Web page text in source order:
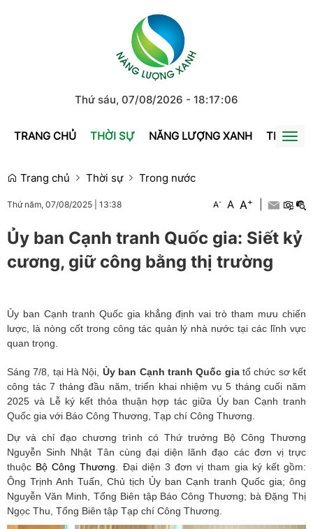
Thứ sáu, 07/08/2026 -18:17:07
TRANG CHỦ THỜI SỰ NĂNG LƯỢNG XANH TRÁI
Trang chủ
Thời sự Trong nước
Thứ năm, 07/08/2025 13:38 A- A A+
Ủy ban Cạnh tranh Quốc gia: Siết kỷ
cương, giữ công bằng thị trường
Ủy ban Cạnh tranh Quốc gia khẳng định vai trò tham mưu chiến
lược, là nòng cốt trong công tác quản lý nhà nước tại các lĩnh vực
quan trọng.
Sáng 7/8, tại Hà Nội, Ủy ban Cạnh tranh Quốc giatổ chức sơ kết
công tác 7 tháng đầu năm, triển khai nhiệm vụ 5 tháng cuối năm
2025 và Lễ ký kết thỏa thuận hợp tác giữa Ủy ban Cạnh tranh
Quốc gia với Báo Công Thương, Tạp chí Công Thương.
Dự và chỉ đạo chương trình có Thứ trưởng Bộ Công Thương
Nguyễn Sinh Nhật Tân cùng đại diện lãnh đạo các đơn vị trực
thuộc Bộ Công Thương . Đại diện 3 đơn vị tham gia ký kết gồm:
Ông Trịnh Anh Tuấn, Chủ tịch Ủy ban Cạnh tranh Quốc gia; ông
Nguyễn Văn Minh, Tổng Biên tập Báo Công Thương; bà Đặng Thị
Ngọc Thu, Tổng Biên tập Tạp chí Công Thương.